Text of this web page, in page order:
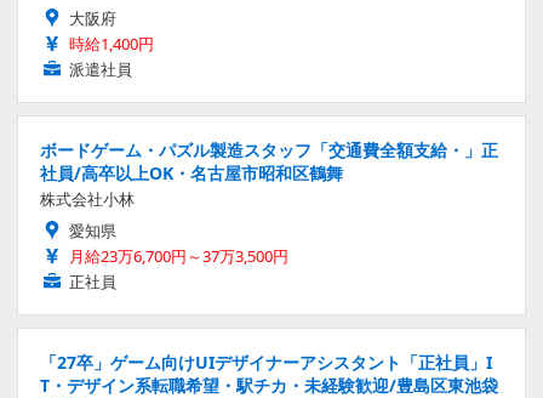
大阪府
時給1,400円
派遣社員
ボードゲーム・パズル製造スタッフ「交通費全額支給・」正
社員/高卒以上OK・名古屋市昭和区鶴舞
株式会社小林
愛知県
月給23万6,700円～37万3,500円
正社員
「27卒」ゲーム向けUIデザイナーアシスタント「正社員」I
T・デザイン系転職希望・駅チカ・未経験歓迎/豊島区東池袋